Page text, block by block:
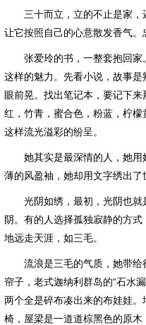
三十而立，立的不止是家
让它按照自己的心意散发香气。
张爱玲的书，一整套抱回
这样的魅力。先看小说，故事
眼前晃。找出笔记本，要记下
红，竹青，蜜合色，粉蓝，柠
这样流光溢彩的纷呈。
她其实是最深情的人，她用
薄的风盈袖，她却用文字绣出了
光阴如绣，最初，光阴也
阴。有的人选择孤独寂静的方
地远走天涯，如三毛。
流浪是三毛的气质，她带
帘子，老式迦纳利群岛的“石水
两个全是碎布凑出来的布娃娃
椅，屋梁是一道道棕黑色的原木